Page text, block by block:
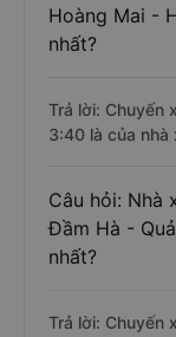
Hoàng Mai -
nhất?
Trả lời: Chuyến
3:40 là của nhà
Câu hỏi: Nhà
Đầm Hà -
nhất?
Trả lời: Chuyến